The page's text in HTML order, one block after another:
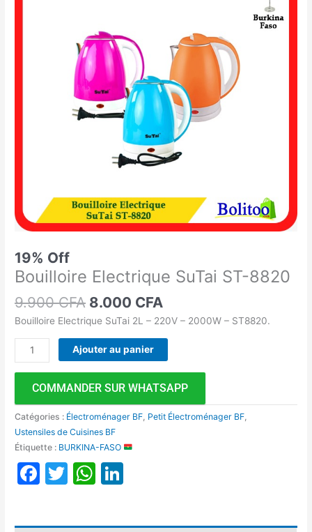
19% Off
Bouilloire Electrique SuTai ST-8820
9.900CFA 8.000 CFA
Bouilloire Electrique SuTai 2L – 220V – 2000W – ST8820.
Ajouter au panier
COMMANDER SUR WHATSAPP
Catégories : Électroménager BF Petit Électroménager BF
Ustensiles de Cuisines BF
Étiquette : BURKINA-FASO
Facebook
TwitterWhatsApp